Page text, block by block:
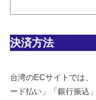
決済方法
台湾のECサイトでは、
ード払い」「銀行振込